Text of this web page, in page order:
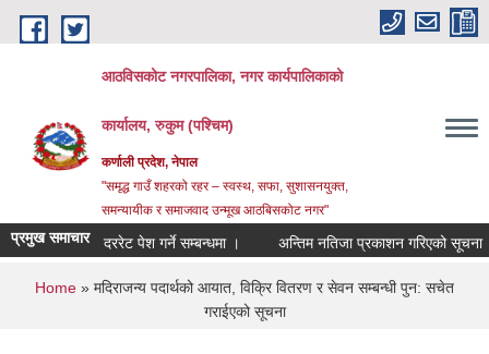
Skip to main content
आठविसकोट नगरपालिका, नगर कार्यपालिकाको
कार्यालय, रुकुम (पश्चिम)
कर्णाली प्रदेश, नेपाल
"समृद्ध गाउँ शहरको रहर – स्वस्थ, सफा, सुशासनयुक्त,
समन्यायीक र समाजवाद उन्मूख आठबिसकोट नगर"
प्रमुख समाचारदररेट पेश गर्ने सम्बन्धमा । अन्तिम नतिजा प्रकाशन गरिएको सूचना ।
You are here
Home » मदिराजन्य पदार्थको आयात, विक्रि वितरण र सेवन सम्बन्धी पुन: सचेत
गराईएको सूचना